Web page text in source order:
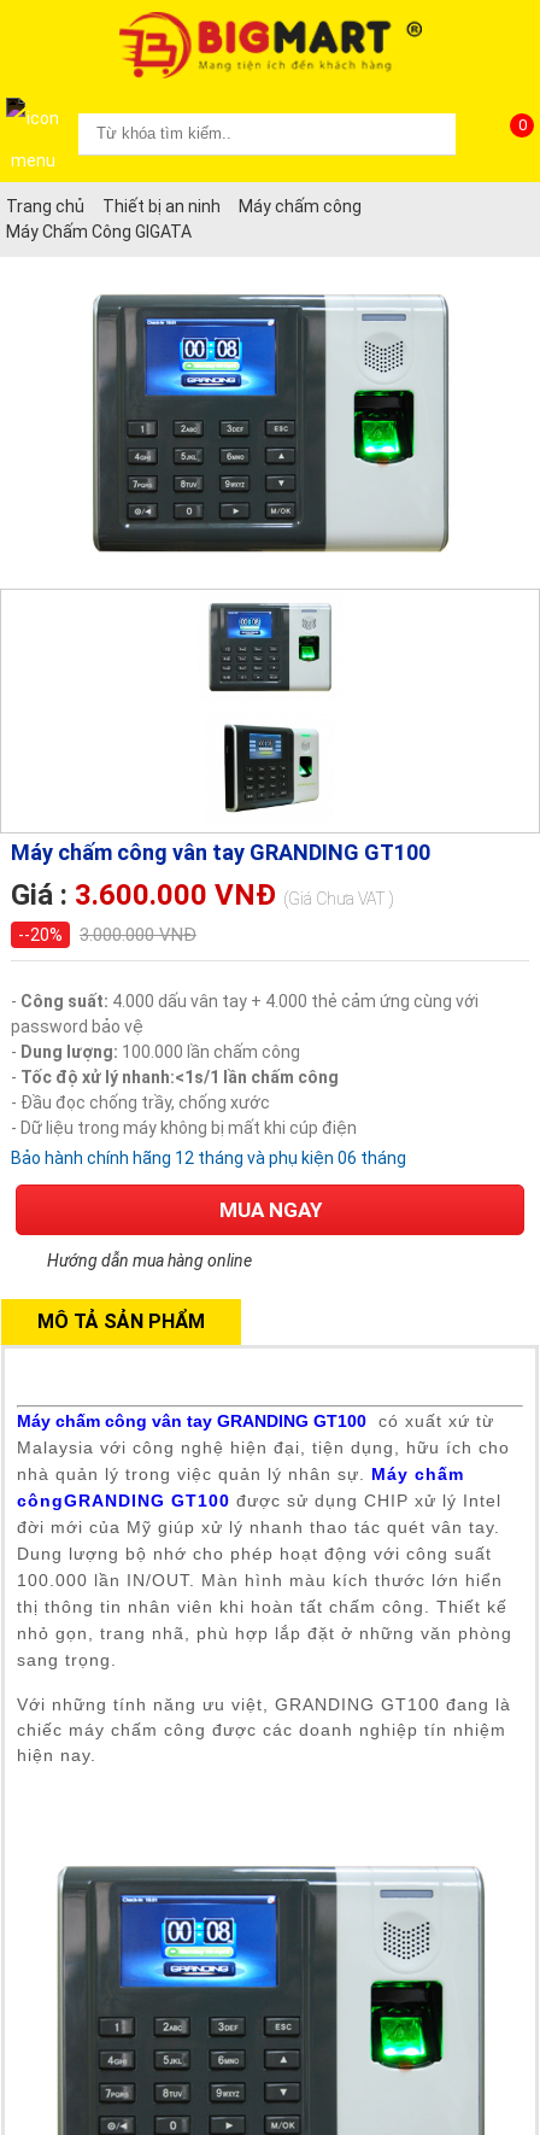
0
Trang chủ Thiết bị an ninh
Máy chấm công
Máy Chấm Công GIGATA
Máy chấm công vân tay GRANDING GT100
Giá : 3.600.000 VNĐ (Giá Chưa VAT )
--20%
3.000.000 VNĐ
- Công suất: 4.000 dấu vân tay + 4.000 thẻ cảm ứng cùng với
password bảo vệ
- Dung lượng: 100.000 lần chấm công
- Tốc độ xử lý nhanh:<1s/1 lần chấm công
- Đầu đọc chống trầy, chống xước
- Dữ liệu trong máy không bị mất khi cúp điện
Bảo hành chính hãng 12 tháng và phụ kiện 06 tháng
MUA NGAY
Hướng dẫn mua hàng online
MÔ TẢ SẢN PHẨM
Máy chấm công vân tay GRANDING GT100
có xuất xứ từ
Malaysia với công nghệ hiện đại, tiện dụng, hữu ích cho
nhà quản lý trong việc quản lý nhân sự.
Máy chấm
côngGRANDING GT100 được sử dụng CHIP xử lý Intel
đời mới của Mỹ giúp xử lý nhanh thao tác quét vân tay.
Dung lượng bộ nhớ cho phép hoạt động với công suất
100.000 lần IN/OUT. Màn hình màu kích thước lớn hiển
thị thông tin nhân viên khi hoàn tất chấm công. Thiết kế
nhỏ gọn, trang nhã, phù hợp lắp đặt ở những văn phòng
sang trọng.
Với những tính năng ưu việt, GRANDING GT100 đang là
chiếc máy chấm công được các doanh nghiệp tín nhiệm
hiện nay.